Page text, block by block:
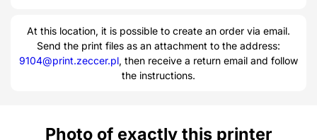
At this location, it is possible to create an order via email.
Send the print files as an attachment to the address:
9104@print.zeccer.pl, then receive a return email and follow
the instructions.
Photo of exactly this printer